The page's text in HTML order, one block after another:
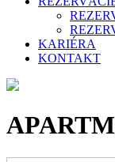
KARIÉRA
KONTAKT